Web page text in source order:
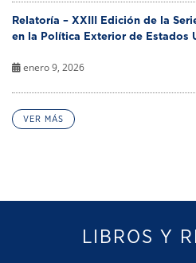
Relatoría – XXIII Edición de la
en la Política Exterior de Estados
enero 9, 2026
VER MÁS
LIBROS Y